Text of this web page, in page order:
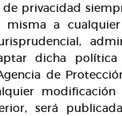
privacidad
misma a
dicha política
de
será